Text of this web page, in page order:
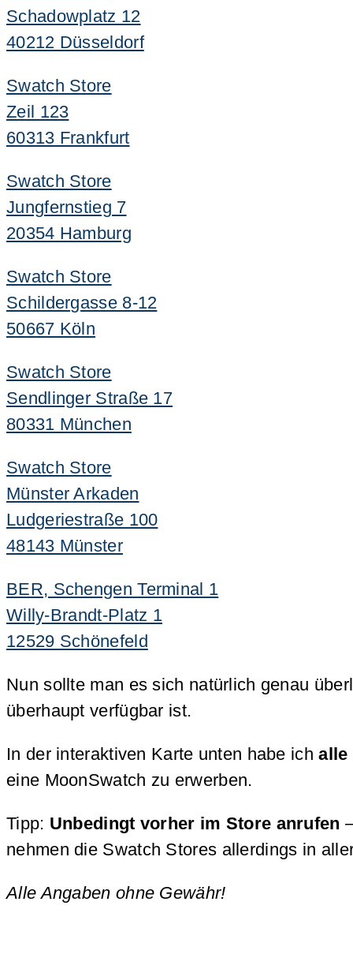
Schadowplatz 12
40212 Düsseldorf
Swatch Store
Zeil 123
60313 Frankfurt
Swatch Store
Jungfernstieg 7
20354 Hamburg
Swatch Store
Schildergasse 8-12
50667 Köln
Swatch Store
Sendlinger Straße 17
80331 München
Swatch Store
Münster Arkaden
Ludgeriestraße 100
48143 Münster
BER, Schengen Terminal 1
Willy-Brandt-Platz 1
12529 Schönefeld
Nun sollte man es sich natürlich genau
überhaupt verfügbar ist.
In der interaktiven Karte unten habe ichalle
eine MoonSwatch zu erwerben.
Tipp: Unbedingt vorher im Store anrufen
nehmen die Swatch Stores allerdings in
Alle Angaben ohne Gewähr!